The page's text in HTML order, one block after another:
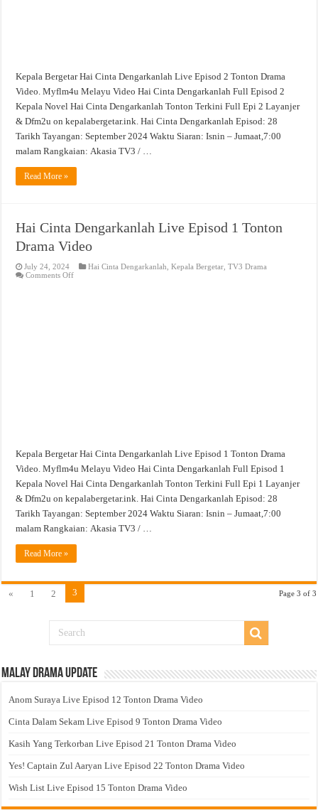
Kepala Bergetar Hai Cinta Dengarkanlah Live Episod 2 Tonton Drama
Video. Myflm4u Melayu Video Hai Cinta Dengarkanlah Full Episod 2
Kepala Novel Hai Cinta Dengarkanlah Tonton Terkini Full Epi 2 Layanjer
& Dfm2u on kepalabergetar.ink. Hai Cinta Dengarkanlah Episod: 28
Tarikh Tayangan: September 2024 Waktu Siaran: Isnin – Jumaat,7:00
malam Rangkaian: Akasia TV3 / …
Read More »
Hai Cinta Dengarkanlah Live Episod 1 Tonton
Drama Video
July 24, 2024 Hai Cinta Dengarkanlah ,Kepala Bergetar ,TV3 Drama
Comments Offon
Kepala Bergetar Hai Cinta Dengarkanlah Live Episod 1 Tonton Drama
Video. Myflm4u Melayu Video Hai Cinta Dengarkanlah Full Episod 1
Kepala Novel Hai Cinta Dengarkanlah Tonton Terkini Full Epi 1 Layanjer
& Dfm2u on kepalabergetar.ink. Hai Cinta Dengarkanlah Episod: 28
Tarikh Tayangan: September 2024 Waktu Siaran: Isnin – Jumaat,7:00
malam Rangkaian: Akasia TV3 / …
Read More »
Page 3 of 3
« 1 2 3
Malay Drama Update
Anom Suraya Live Episod 12 Tonton Drama Video
Cinta Dalam Sekam Live Episod 9 Tonton Drama Video
Kasih Yang Terkorban Live Episod 21 Tonton Drama Video
Yes! Captain Zul Aaryan Live Episod 22 Tonton Drama Video
Wish List Live Episod 15 Tonton Drama Video